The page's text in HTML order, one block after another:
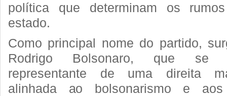
política que determinam os
estado.
Como principal nome do partido,
Rodrigo Bolsonaro, que se
representante de uma direita
alinhada ao bolsonarismo e